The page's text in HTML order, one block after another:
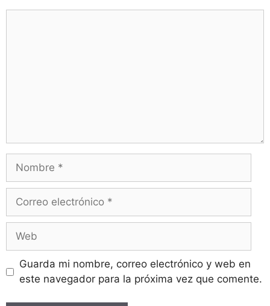
Guarda mi nombre, correo electrónico y web en
este navegador para la próxima vez que comente.